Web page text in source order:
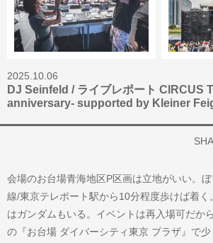
2025.10.06
DJ Seinfeld / ライブレポート CIRCUS
anniversary- supported by Kleiner
会場のお台場青海地区P区画は立地がいい。
線/東京テレポート駅から10分程度歩けば着く
はガンダムもいる。イベントは再入場可だか
の『お台場 ダイバーシティ東京 プラザ』で